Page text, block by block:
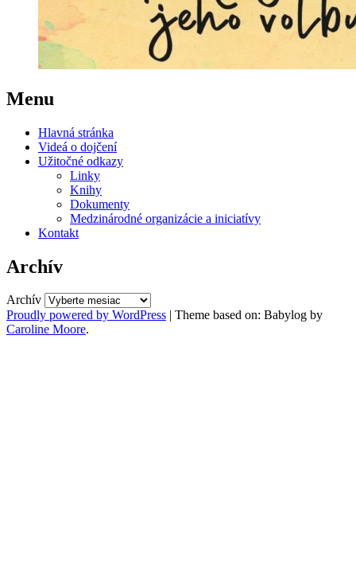
Menu
Hlavná stránka
Videá o dojčení
Užitočné odkazy
Linky
Knihy
Dokumenty
Medzinárodné organizácie a iniciatívy
Kontakt
Archív
Archív
Proudly powered by WordPress | Theme based on: Babylog by
Caroline Moore.